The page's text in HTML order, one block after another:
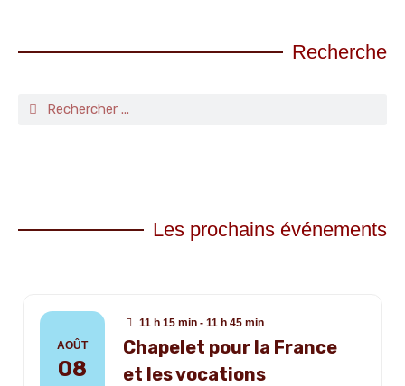
Recherche
Les prochains événements
AOÛT
08
11 h 15 min - 11 h 45 min
Chapelet pour la France
et les vocations